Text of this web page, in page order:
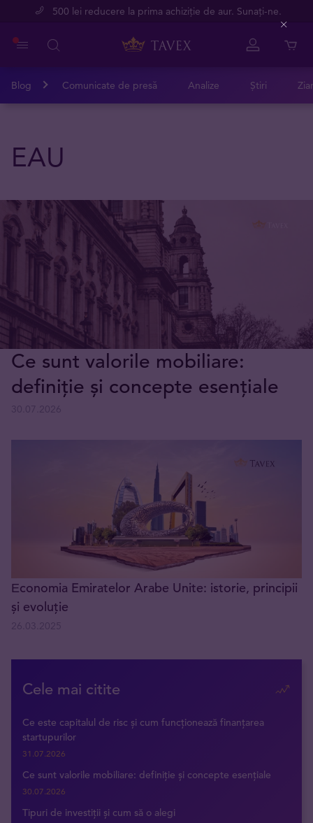
500 lei reducere la prima achiziție de aur. Sunați-ne.
Blog Comunicate de presă Analize Știri
EAU
Ce sunt valorile mobiliare:
definiție și concepte esențiale
Еconomia Emiratelor Arabe Unite: istorie, principii
și evoluție
Cele mai citite
Ce este capitalul de risc și cum funcționează finanțarea
startupurilor
31.07.2026
Ce sunt valorile mobiliare: definiție și concepte esențiale
30.07.2026
Tipuri de investiții și cum să o alegi
Close